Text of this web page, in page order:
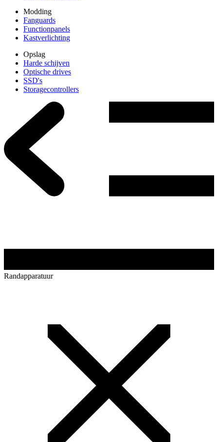
Modding
Fanguards
Functionpanels
Kastverlichting
Opslag
Harde schijven
Optische drives
SSD's
Storagecontrollers
Randapparatuur